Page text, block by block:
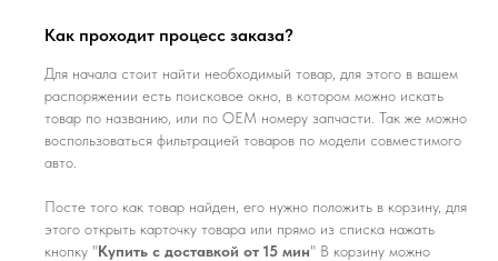
Как проходит процесс заказа?
Для начала стоит найти необходимый товар, для этого в вашем
распоряжении есть поисковое окно, в котором можно искать
товар по названию, или по ОЕМ номеру запчасти. Так же можно
воспользоваться фильтрацией товаров по модели совместимого
авто.
Посте того как товар найден, его нужно положить в корзину, для
этого открыть карточку товара или прямо из списка нажать
кнопку "Купить с доставкой от 15 мин" В корзину можно